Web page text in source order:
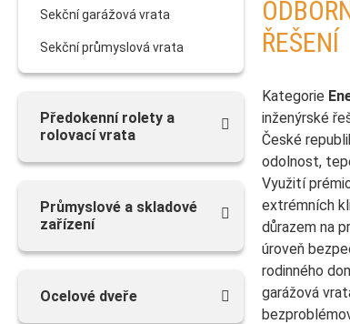
Sekční garážová vrata
Sekční průmyslová vrata
Předokenní rolety a
rolovací vrata
Průmyslové a skladové
zařízení
Ocelové dveře
ŘEŠENÍ
Kategorie
inženýrské
České
odolnost,
Využití
extrémních
důrazem na
úroveň
rodinného
garážová